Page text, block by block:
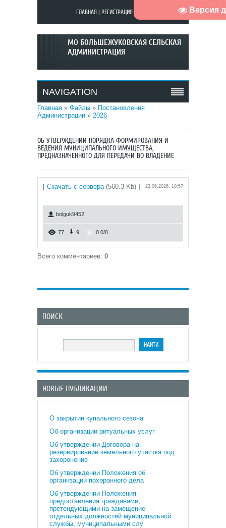
Версия
ГЛАВНАЯ РЕГИСТРАЦИЯ
МО БОЛЬШЕЖУКОВСКАЯ СЕЛЬСКАЯ
АДМИНИСТРАЦИЯ
NAVIGATION
Главная » Файлы » Постановления
Администрации » 2026
ОБ УТВЕРЖДЕНИИ ПОРЯДКА ФОРМИРОВАНИЯ И
ВЕДЕНИЯ МУНИЦИПАЛЬНОГО ИМУЩЕСТВА,
ПРЕДНАЗНАЧЕННОГО ДЛЯ ПЕРЕДАЧИ ВО ВЛАДЕНИЕ
[ Скачать с сервера(560.3 Kb) ] 23.06.2026, 10:57
bolguk9452
77 9 0.0/0
Всего комментариев: 0
ПОИСК
НОВЫЕ ПУБЛИКАЦИИ
О закрытии купального сезона
Об организации ритуальных услуг
Об утверждении Договора на
резервирование земельного участка под
захоронение
Об утверждении Положения об
организации похоронного дела
Об утверждении Положения
предоставления гражданами,
претендующими на замещение
отдельных должностей муниципальной
службы, муниципальными слу